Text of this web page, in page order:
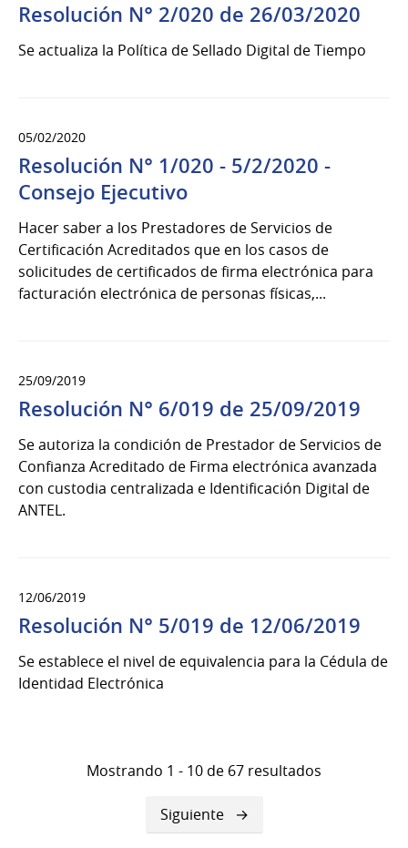
Resolución N° 2/020 de 26/03/2020
Se actualiza la Política de Sellado Digital de Tiempo
05/02/2020
Resolución N° 1/020 - 5/2/2020 -
Consejo Ejecutivo
Hacer saber a los Prestadores de Servicios de
Certificación Acreditados que en los casos de
solicitudes de certificados de firma electrónica para
facturación electrónica de personas físicas,...
25/09/2019
Resolución N° 6/019 de 25/09/2019
Se autoriza la condición de Prestador de Servicios de
Confianza Acreditado de Firma electrónica avanzada
con custodia centralizada e Identificación Digital de
ANTEL.
12/06/2019
Resolución N° 5/019 de 12/06/2019
Se establece el nivel de equivalencia para la Cédula de
Identidad Electrónica
Mostrando 1 - 10 de 67 resultados
Siguiente
página
Siguiente